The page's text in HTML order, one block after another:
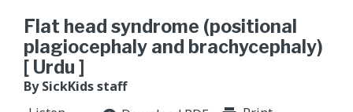
Flat head syndrome (positional
plagiocephaly and brachycephaly)
[ Urdu ]
By SickKids staff